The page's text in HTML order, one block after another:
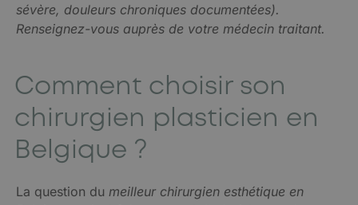
sévère, douleurs chroniques documentées).
Renseignez-vous auprès de votre médecin traitant.
Comment choisir son
chirurgien plasticien en
Belgique ?
La question du meilleur chirurgien esthétique en